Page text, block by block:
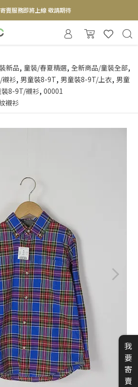
寄賣服務即將上線 敬請期待
新品, 童裝/春夏精選, 全新商品/童裝全部,
襯衫, 男童裝8-9T, 男童裝8-9T/上衣, 男童
裝8-9T/襯衫, 00001
襯衫
我
要
寄
賣